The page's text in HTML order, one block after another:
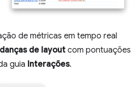
de métricas em tempo real
de layout com pontuações
guia Interações.